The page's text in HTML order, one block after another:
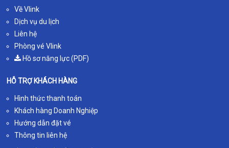
Về Vlink
Dịch vụ du lịch
Liên hệ
Phòng vé Vlink
Hồ sơ năng lực (PDF)
HỖ TRỢ KHÁCH HÀNG
Hình thức thanh toán
Khách hàng Doanh Nghiệp
Hướng dẫn đặt vé
Thông tin liên hệ